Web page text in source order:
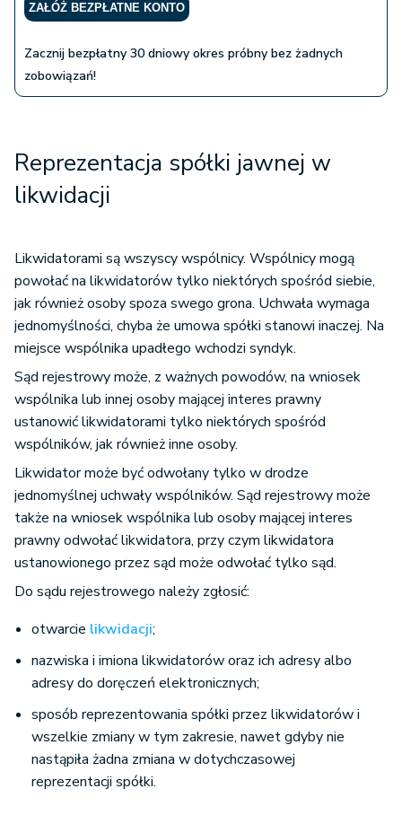
ZAŁÓŻ BEZPŁATNE KONTO
Zacznij bezpłatny 30 dniowy okres próbny bez żadnych
zobowiązań!
Reprezentacja spółki jawnej w
likwidacji
Likwidatorami są wszyscy wspólnicy. Wspólnicy mogą
powołać na likwidatorów tylko niektórych spośród siebie,
jak również osoby spoza swego grona. Uchwała wymaga
jednomyślności, chyba że umowa spółki stanowi inaczej. Na
miejsce wspólnika upadłego wchodzi syndyk.
Sąd rejestrowy może, z ważnych powodów, na wniosek
wspólnika lub innej osoby mającej interes prawny
ustanowić likwidatorami tylko niektórych spośród
wspólników, jak również inne osoby.
Likwidator może być odwołany tylko w drodze
jednomyślnej uchwały wspólników. Sąd rejestrowy może
także na wniosek wspólnika lub osoby mającej interes
prawny odwołać likwidatora, przy czym likwidatora
ustanowionego przez sąd może odwołać tylko sąd.
Do sądu rejestrowego należy zgłosić:
otwarcie likwidacji;
nazwiska i imiona likwidatorów oraz ich adresy albo
adresy do doręczeń elektronicznych;
sposób reprezentowania spółki przez likwidatorów i
wszelkie zmiany w tym zakresie, nawet gdyby nie
nastąpiła żadna zmiana w dotychczasowej
reprezentacji spółki.